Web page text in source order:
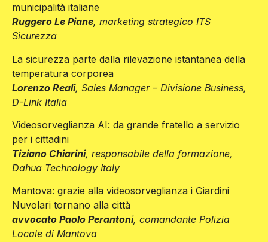
municipalità italiane
Ruggero Le Piane, marketing strategico ITS
Sicurezza
La sicurezza parte dalla rilevazione istantanea della
temperatura corporea
Lorenzo Reali, Sales Manager – Divisione Business,
D-Link Italia
Videosorveglianza AI: da grande fratello a servizio
per i cittadini
Tiziano Chiarini, responsabile della formazione,
Dahua Technology Italy
Mantova: grazie alla videosorveglianza i Giardini
Nuvolari tornano alla città
avvocato Paolo Perantoni, comandante Polizia
Locale di Mantova